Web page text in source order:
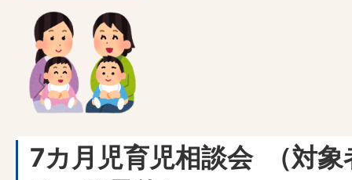
7カ月児育児相談会 （対